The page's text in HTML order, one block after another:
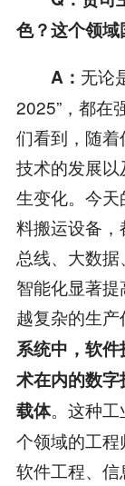
色？这个领域
A： 无论
2025”，都在
们看到，随
技术的发展
生变化。今
料搬运设备
总线、大数
智能化显著
越复杂的生产
系统中，软
术在内的数
载体。这种工
个领域的工
软件工程、